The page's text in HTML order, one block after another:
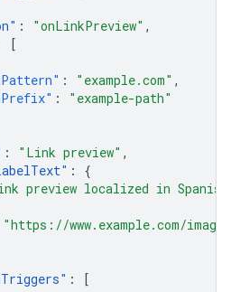
" : "onLinkPreview" ,
[
: "example.com" ,
:
"example-path"
: "Link preview" ,
" :
{
preview localized in
"https://www.example.com/
" :
[